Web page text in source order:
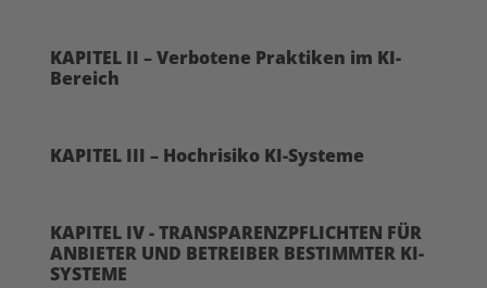
KAPITEL II – Verbotene Praktiken im KI-
Bereich
KAPITEL III – Hochrisiko KI-Systeme
KAPITEL IV - TRANSPARENZPFLICHTEN FÜR
ANBIETER UND BETREIBER BESTIMMTER KI-
SYSTEME